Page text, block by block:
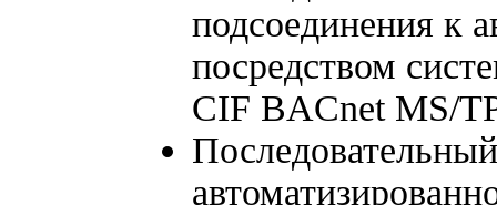
подсоединения к
посредством
CIF BACnet MS/